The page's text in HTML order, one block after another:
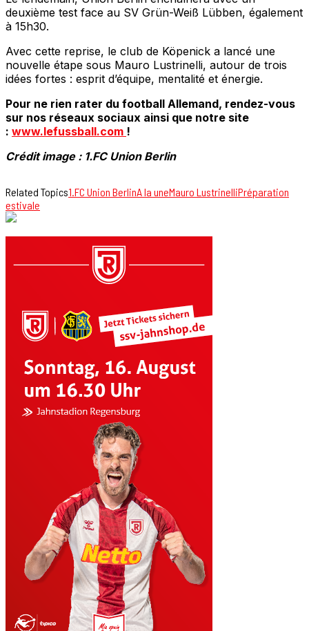
deuxième test face au SV Grün-Weiß Lübben, également
à 15h30.
Avec cette reprise, le club de Köpenick a lancé une
nouvelle étape sous Mauro Lustrinelli, autour de trois
idées fortes : esprit d’équipe, mentalité et énergie.
Pour ne rien rater du football Allemand, rendez-vous
sur nos réseaux sociaux ainsi que notre site
: www.lefussball.com !
Crédit image : 1.FC Union Berlin
Related Topics1.FC Union BerlinA la uneMauro LustrinelliPréparation
estivale